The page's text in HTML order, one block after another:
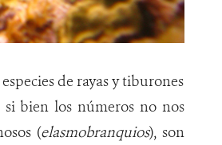
de rayas y tiburones
si bien los números no nos
(elasmobranquios), son